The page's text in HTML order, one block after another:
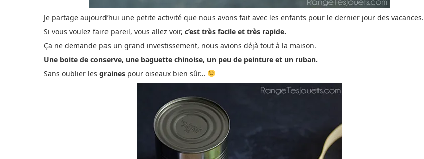
Je partage aujourd’hui une petite activité que nous avons fait avec les enfants pour le dernier jour des vacances.
Si vous voulez faire pareil, vous allez voir, c’est très facile et très rapide.
Ça ne demande pas un grand investissement, nous avions déjà tout à la maison.
Une boite de conserve, une baguette chinoise, un peu de peinture et un ruban.
Sans oublier les graines pour oiseaux bien sûr…